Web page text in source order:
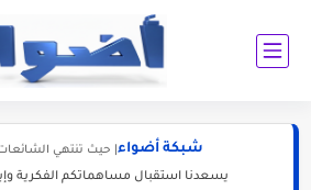
شبكة أضواء | حيث تنتهي
يسعدنا استقبال مساهماتكم الفكرية